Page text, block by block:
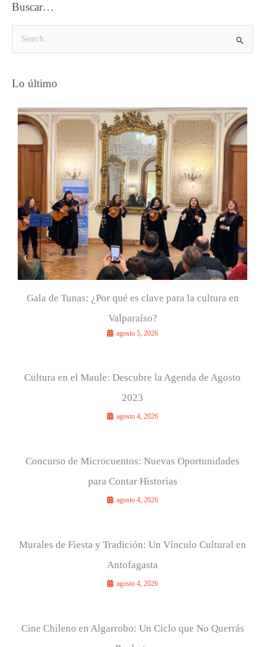
Buscar…
c
Lo último
Gala de Tunas: ¿Por qué es clave para la cultura en
Valparaíso?
agosto 5, 2026
Cultura en el Maule: Descubre la Agenda de Agosto
2023
agosto 4, 2026
Concurso de Microcuentos: Nuevas Oportunidades
para Contar Historias
agosto 4, 2026
Murales de Fiesta y Tradición: Un Vínculo Cultural en
Antofagasta
agosto 4, 2026
Cine Chileno en Algarrobo: Un Ciclo que No Querrás